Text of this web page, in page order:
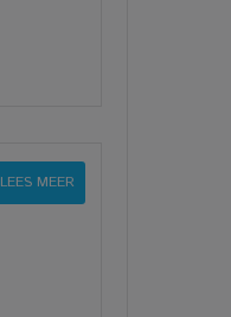
LEES MEER